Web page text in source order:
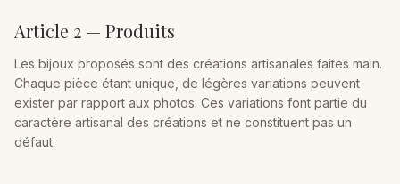
Article 2 — Produits
Les bijoux proposés sont des créations artisanales faites main.
Chaque pièce étant unique, de légères variations peuvent
exister par rapport aux photos. Ces variations font partie du
caractère artisanal des créations et ne constituent pas un
défaut.